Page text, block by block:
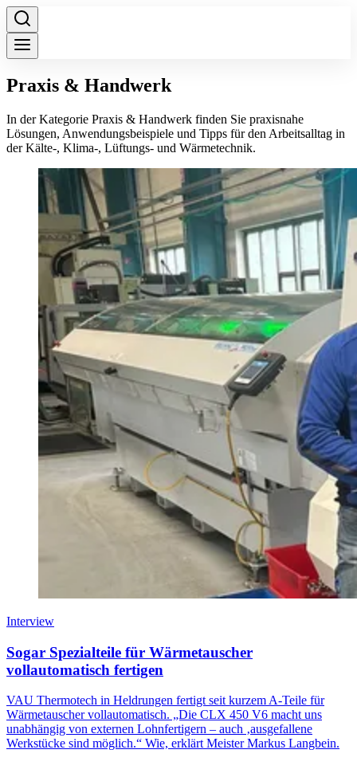
Praxis & Handwerk
In der Kategorie Praxis & Handwerk finden Sie praxisnahe
Lösungen, Anwendungsbeispiele und Tipps für den Arbeitsalltag in
der Kälte-, Klima-, Lüftungs- und Wärmetechnik.
Interview
Sogar Spezialteile für Wärmetauscher
vollautomatisch fertigen
VAU Thermotech in Heldrungen fertigt seit kurzem A-Teile für
Wärmetauscher vollautomatisch. „Die CLX 450 V6 macht uns
unabhängig von externen Lohnfertigern – auch ‚ausgefallene
Werkstücke sind möglich.“ Wie, erklärt Meister Markus Langbein.